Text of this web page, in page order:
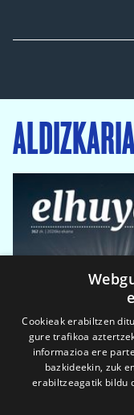
Cookieak erabiltzen
gure trafikoa
informazioa ere
bazkideekin, zuk
erabiltzeagatik bildu